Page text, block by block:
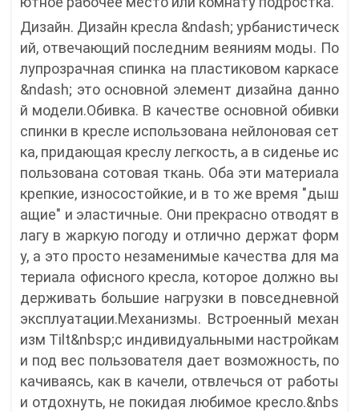
Дизайн. Дизайн кресла &ndash; урбанистическ
ий, отвечающий последним веяниям моды. По
лупрозрачная спинка на пластиковом каркасе
&ndash; это основной элемент дизайна данно
й модели.Обивка. В качестве основной обивки
спинки в кресле использована нейлоновая сет
ка, придающая креслу легкость, а в сиденье ис
пользована сотовая ткань. Оба эти материала
крепкие, износостойкие, и в то же время "дыш
ащие" и эластичные. Они прекрасно отводят в
лагу в жаркую погоду и отлично держат форм
у, а это просто незаменимые качества для ма
териала офисного кресла, которое должно вы
держивать большие нагрузки в повседневной
эксплуатации.Механизмы. Встроенный механ
изм Tilt&nbsp;с индивидуальными настройкам
и под вес пользователя дает возможность, по
качиваясь, как в качели, отвлечься от работы
и отдохнуть, не покидая любимое кресло.&nbs